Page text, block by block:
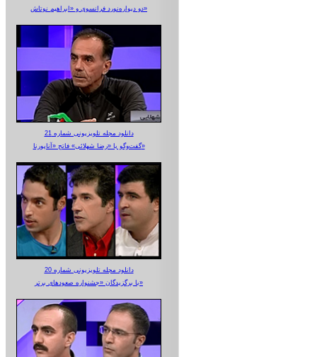
دو دیواره‌نورد فرانسوی و «ابراهیم نوتاش»
دانلود مجله تلویزیونی شماره 21
گفت‌وگو با «رضا شهلائی» فاتح «آناپورنا»
دانلود مجله تلویزیونی شماره 20
با برگزیدگان «جشنواره صعودهای برتر»